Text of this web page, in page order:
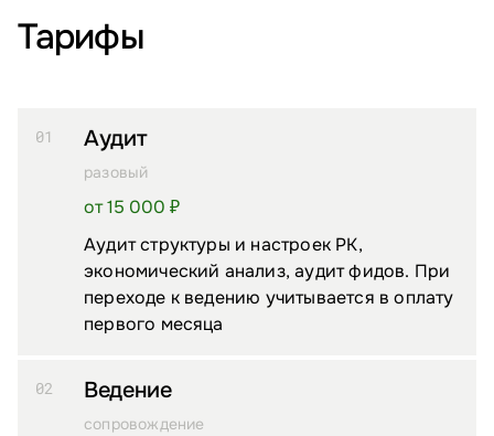
Тарифы
01 Аудит
разовый
Аудит структуры и настроек РК,
экономический анализ, аудит фидов. При
переходе к ведению учитывается в оплату
первого месяца
от 15 000 ₽
02 Ведение
сопровождение